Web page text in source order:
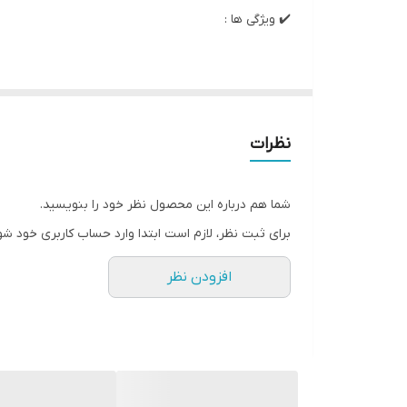
✔️ ویژگی ها :
• بافت کرمی لوکس به لب ها رنگی جذاب می بخشد
• روکش ساتن جذاب، نتیجه ای فریبنده و حجیم ایجاد
• کره شی، موم های طبیعی و ویتامین E مراقبت ملایم و تغذیه شدیدی را ارائه می دهند و نرمی و لطافت لب ها را باز می گرداند.
نظرات
شما هم درباره این محصول نظر خود را بنویسید.
برای ثبت نظر، لازم است ابتدا وارد حساب کاربری خود
افزودن نظر